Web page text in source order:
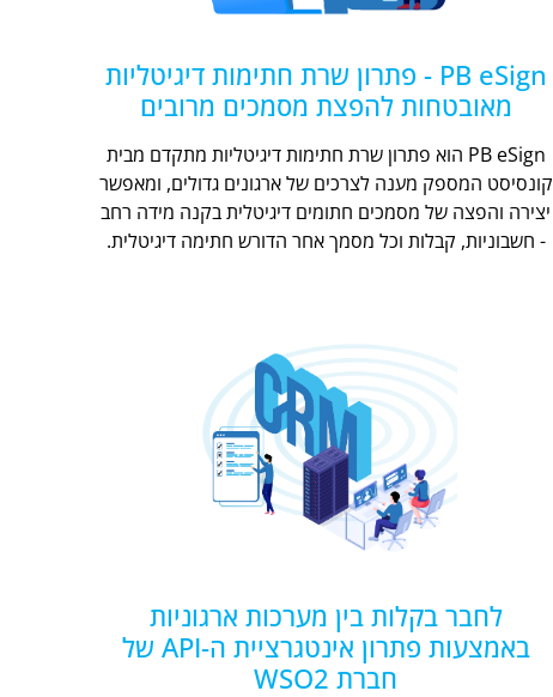
PB eSign - פתרון שרת חתימות דיגיטליות
מאובטחות להפצת מסמכים מרובים
PB eSign הוא פתרון שרת חתימות דיגיטליות מתקדם מבית
קונסיסט המספק מענה לצרכים של ארגונים גדולים, ומאפשר
יצירה והפצה של מסמכים חתומים דיגיטלית בקנה מידה רחב
- חשבוניות, קבלות וכל מסמך אחר הדורש חתימה דיגיטלית.
לחבר בקלות בין מערכות ארגוניות
באמצעות פתרון אינטגרציית ה-API של
חברת WSO2